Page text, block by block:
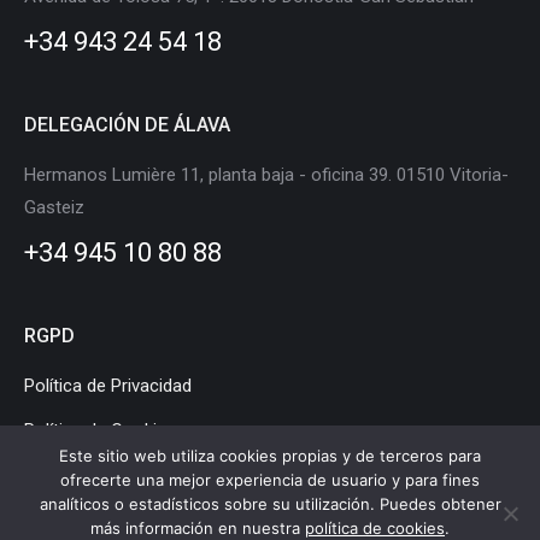
windowwindowwindowwindowwindow
+34 943 24 54 18
DELEGACIÓN DE ÁLAVA
Hermanos Lumière 11, planta baja - oficina 39. 01510 Vitoria-
Gasteiz
+34 945 10 80 88
RGPD
Política de Privacidad
Política de Cookies
Aviso Legal
Este sitio web utiliza cookies propias y de terceros para
ofrecerte una mejor experiencia de usuario y para fines
analíticos o estadísticos sobre su utilización. Puedes obtener
más información en nuestra política de cookies.